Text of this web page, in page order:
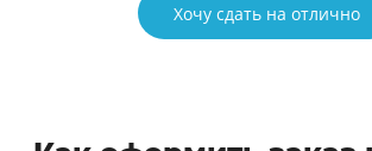
Хочу сдать на отлично